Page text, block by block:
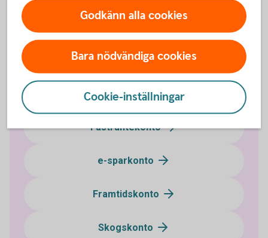
Sparkonton
Fasträntekonto
e-sparkonto
Framtidskonto
Skogskonto
Godkänn alla cookies
Bara nödvändiga cookies
Cookie-inställningar